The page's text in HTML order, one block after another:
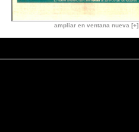
ampliar en ventana nueva [+]